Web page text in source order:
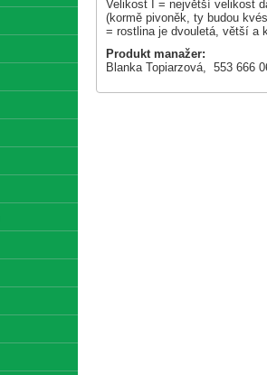
Velikost I = největší velikost
(kormě pivoněk, ty budou
= rostlina je dvouletá, větší a
Produkt manažer:
Blanka Topiarzová, 553 666